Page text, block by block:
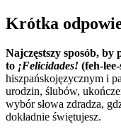
Krótka
Najczęstszy sposób, by
to ¡Felicidades! (feh-
hiszpańskojęzycznym i
urodzin, ślubów,
wybór słowa zdradza,
dokładnie świętujesz.